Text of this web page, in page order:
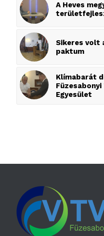
A Heves
Sikeres volt
paktum
Klímabarát
Egyesület